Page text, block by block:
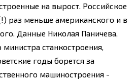
на вырост. Российское
раз меньше американского и в
Данные Николая Паничева,
станкостроения,
годы борется за
машиностроения -